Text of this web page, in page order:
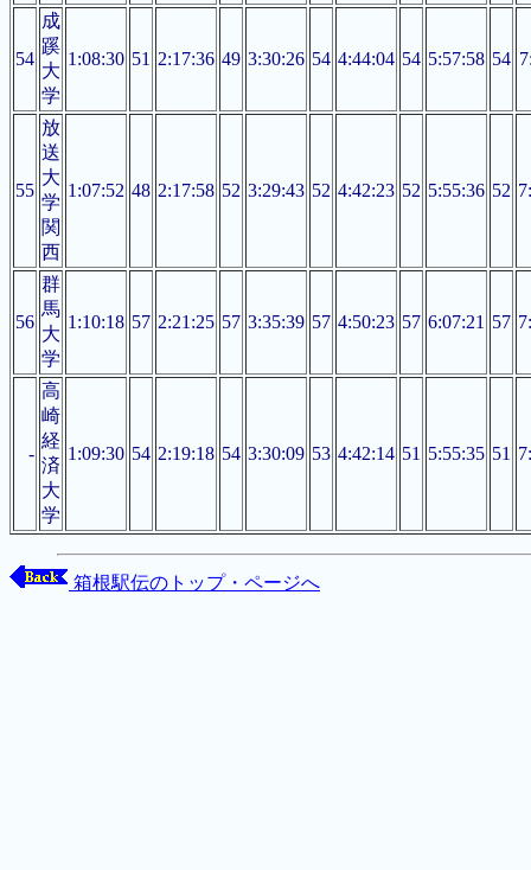
54
成
蹊
大
学
1:08:30 51 2:17:36 49 3:30:26 54 4:44:04 54 5:57:58 54
55
放
送
大
学
関
西
1:07:52 48 2:17:58 52 3:29:43 52 4:42:23 52 5:55:36 52
56
群
馬
大
学
1:10:18 57 2:21:25 57 3:35:39 57 4:50:23 57 6:07:21 57
-
高
崎
経
済
大
学
1:09:30 54 2:19:18 54 3:30:09 53 4:42:14 51 5:55:35 51
箱根駅伝のトップ・ページへ